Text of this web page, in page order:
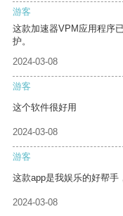
游客
这款加速器VPM应用程序
护。
2024-03-08
游客
这个软件很好用
2024-03-08
游客
这款app是我娱乐的好帮手
2024-03-08